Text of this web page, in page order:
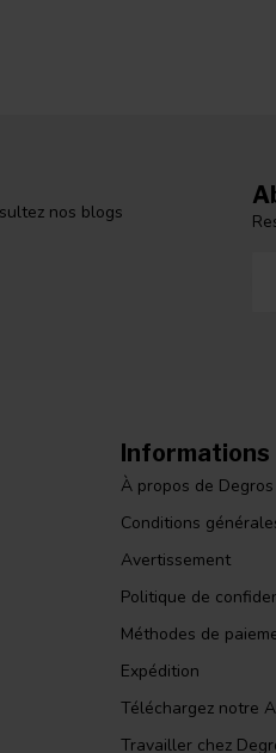
nos blogs
Informations
À propos de Degros
Conditions
Avertissement
Politique de
Méthodes de
Expédition
Téléchargez notre
Travailler chez